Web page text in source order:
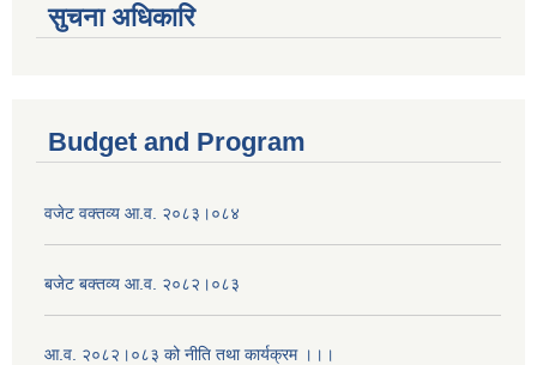
सुचना अधिकारि
Budget and Program
वजेट वक्तव्य आ.व. २०८३।०८४
बजेट बक्तव्य आ.व. २०८२।०८३
आ.व. २०८२।०८३ को नीति तथा कार्यक्रम ।।।